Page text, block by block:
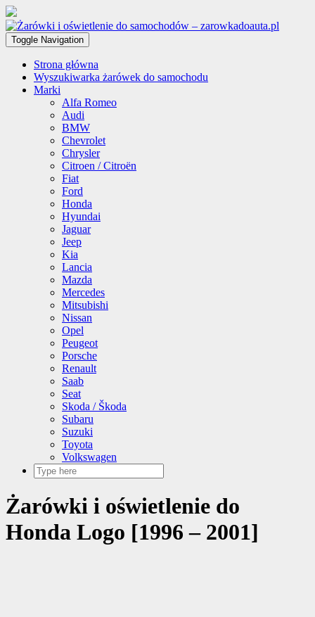
Toggle Navigation
Strona główna
Wyszukiwarka żarówek do samochodu
Marki
Alfa Romeo
Audi
BMW
Chevrolet
Chrysler
Citroen / Citroën
Fiat
Ford
Honda
Hyundai
Jaguar
Jeep
Kia
Lancia
Mazda
Mercedes
Mitsubishi
Nissan
Opel
Peugeot
Porsche
Renault
Saab
Seat
Skoda / Škoda
Subaru
Suzuki
Toyota
Volkswagen
Żarówki i oświetlenie do
Honda Logo [1996 – 2001]